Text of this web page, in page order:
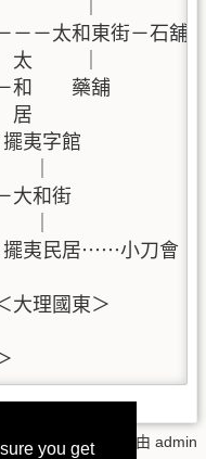
you get
－－太和東街－石舖
｜
和    藥舖
居
夷字館
｜
大和街
｜
擺夷民居……小刀會
大理國東＞
:2018/05/27 14:04 由 admin